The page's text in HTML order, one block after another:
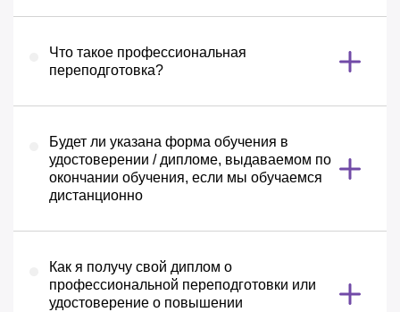
Что такое профессиональная
переподготовка?
Будет ли указана форма обучения в
удостоверении / дипломе, выдаваемом по
окончании обучения, если мы обучаемся
дистанционно
Как я получу свой диплом о
профессиональной переподготовки или
удостоверение о повышении